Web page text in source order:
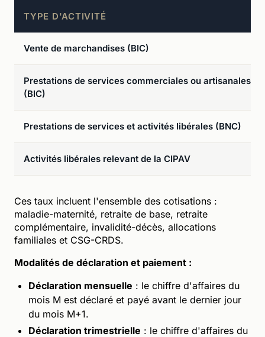
TYPE D'ACTIVITÉ
Vente de marchandises (BIC)
Prestations de services commerciales ou artisanales
(BIC)
Prestations de services et activités libérales (BNC)
Activités libérales relevant de la CIPAV
Ces taux incluent l'ensemble des cotisations :
maladie-maternité, retraite de base, retraite
complémentaire, invalidité-décès, allocations
familiales et CSG-CRDS.
Modalités de déclaration et paiement :
Déclaration mensuelle : le chiffre d'affaires du
mois M est déclaré et payé avant le dernier jour
du mois M+1.
Déclaration trimestrielle : le chiffre d'affaires du